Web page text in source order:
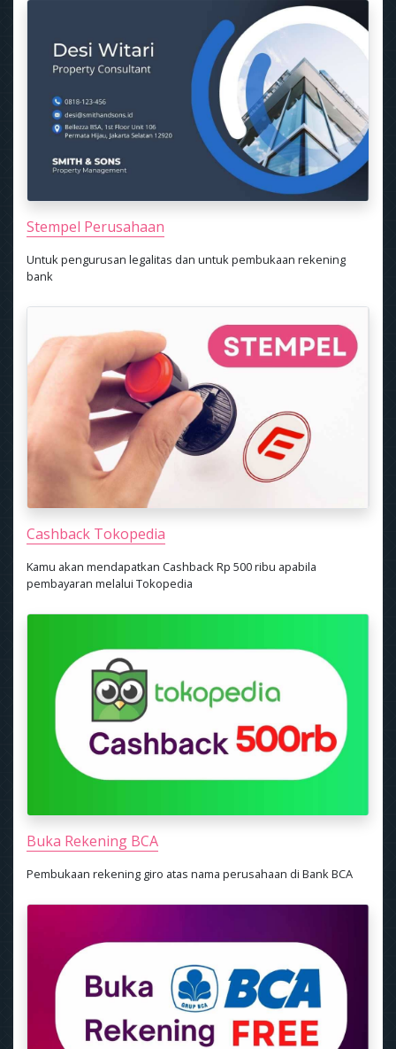
Stempel Perusahaan
Untuk pengurusan legalitas dan untuk pembukaan rekening
bank
Cashback Tokopedia
Kamu akan mendapatkan Cashback Rp 500 ribu apabila
pembayaran melalui Tokopedia
Buka Rekening BCA
Pembukaan rekening giro atas nama perusahaan di Bank BCA